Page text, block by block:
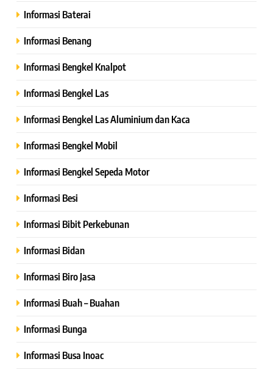
Informasi Baterai
Informasi Benang
Informasi Bengkel Knalpot
Informasi Bengkel Las
Informasi Bengkel Las Aluminium dan Kaca
Informasi Bengkel Mobil
Informasi Bengkel Sepeda Motor
Informasi Besi
Informasi Bibit Perkebunan
Informasi Bidan
Informasi Biro Jasa
Informasi Buah – Buahan
Informasi Bunga
Informasi Busa Inoac